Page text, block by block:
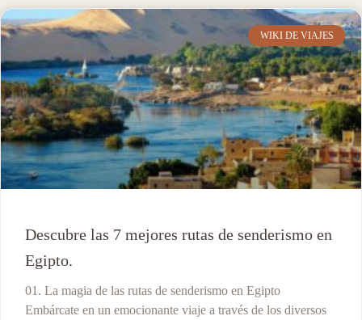
WIKI DE VIAJES
Descubre las 7 mejores rutas de senderismo en
Egipto.
01. La magia de las rutas de senderismo en Egipto
Embárcate en un emocionante viaje a través de los diversos